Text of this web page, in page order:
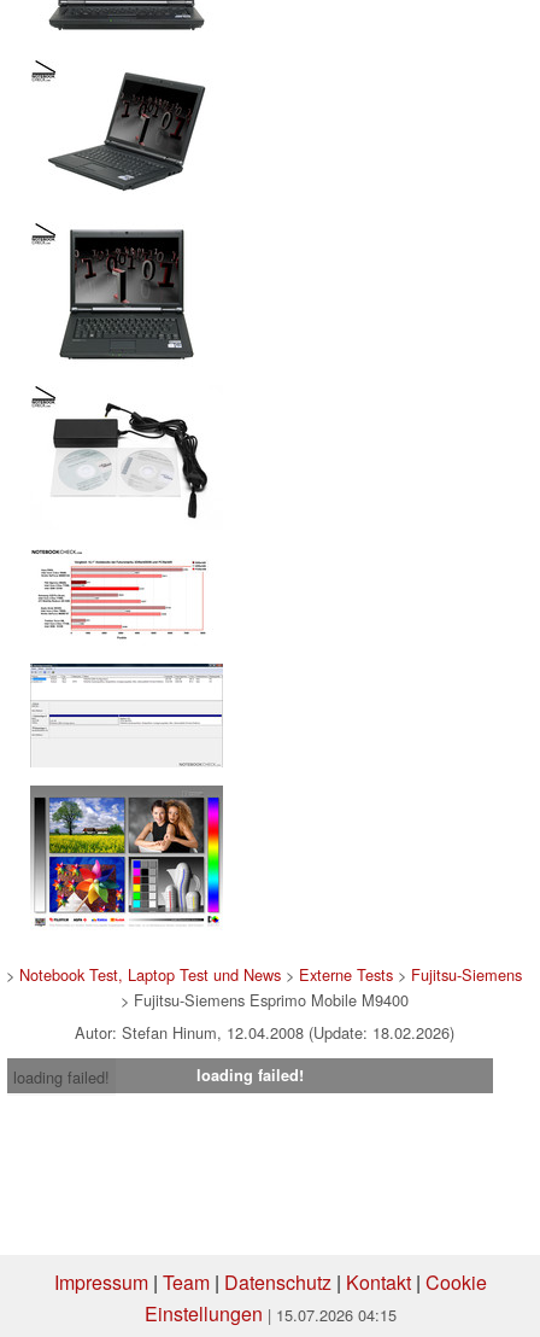
> Notebook Test, Laptop Test und News > Externe Tests > Fujitsu-Siemens
> Fujitsu-Siemens Esprimo Mobile M9400
Autor: Stefan Hinum, 12.04.2008 (Update: 18.02.2026)
loading failed!
loading failed!
Impressum| Team| Datenschutz| Kontakt| Cookie
Einstellungen | 15.07.2026 04:15